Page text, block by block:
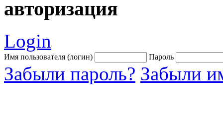
авторизация
Login
Имя пользователя (логин) Пароль
Забыли пароль? Забыли